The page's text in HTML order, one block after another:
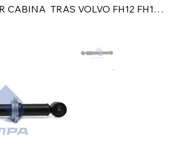
AMORTIGUADOR CABINA TRAS VOLVO FH12 FH16 FH565 FM12 FM9